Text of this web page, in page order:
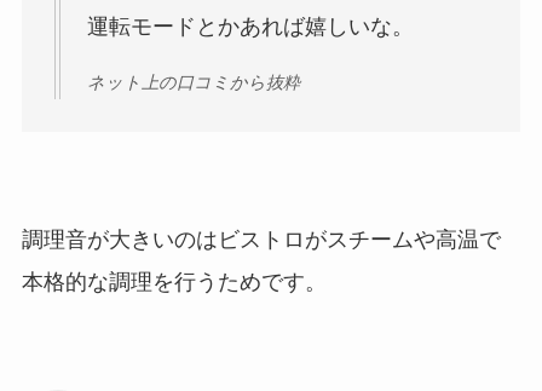
運転モードとかあれば嬉しいな。
ネット上の口コミから抜粋
調理音が大きいのはビストロがスチームや高温で
本格的な調理を行うためです。